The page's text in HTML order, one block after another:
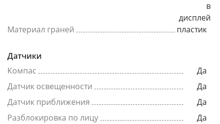
в
дисплей
Материал граней
пластик
Датчики
Компас
Да
Датчик освещенности
Да
Датчик приближения
Да
Разблокировка по лицу
Да